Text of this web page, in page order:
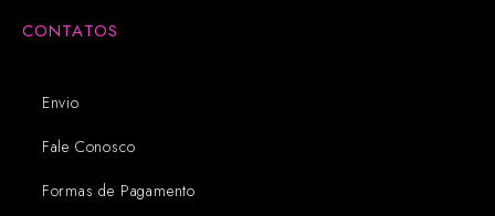
CONTATOS
Envio
Fale Conosco
Formas de Pagamento